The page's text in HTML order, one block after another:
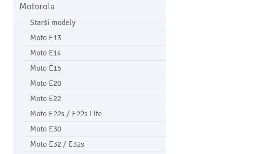
Motorola
Starší modely
Moto E13
Moto E14
Moto E15
Moto E20
Moto E22
Moto E22s / E22s Lite
Moto E30
Moto E32 / E32s